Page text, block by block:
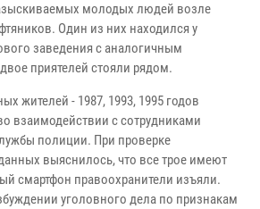
молодых людей возле
Один из них находился у
заведения с аналогичным
приятелей стояли рядом.
жителей - 1987, 1993, 1995 годов
взаимодействии с сотрудниками
полиции. При проверке
выяснилось, что все трое имеют
смартфон правоохранители изъяли.
уголовного дела по признакам